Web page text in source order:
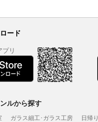
ード
プリ
ルから探す
ガラス細工･ガラス工房 日帰